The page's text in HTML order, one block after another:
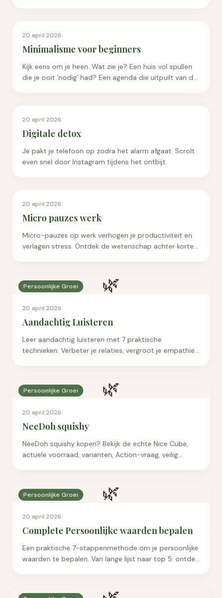
Persoonlijke Groei
20 april 2026
Minimalisme voor beginners
Kijk eens om je heen. Wat zie je? Een huis vol spullen
die je ooit ‘nodig’ had? Een agenda die uitpuilt van de
Persoonlijke Groei
20 april 2026
Digitale detox
Je pakt je telefoon op zodra het alarm afgaat. Scrolt
even snel door Instagram tijdens het ontbijt.
Persoonlijke Groei
20 april 2026
Micro pauzes werk
Micro-pauzes op werk verhogen je productiviteit en
verlagen stress. Ontdek de wetenschap achter korte
🌿
Persoonlijke Groei
20 april 2026
Aandachtig Luisteren
Leer aandachtig luisteren met 7 praktische
technieken. Verbeter je relaties, vergroot je empathie
🌿
Persoonlijke Groei
20 april 2026
NeeDoh squishy
NeeDoh squishy kopen? Bekijk de echte Nice Cube,
actuele voorraad, varianten, Action-vraag, veilig
🌿
Persoonlijke Groei
20 april 2026
Complete Persoonlijke waarden bepalen
Een praktische 7-stappenmethode om je persoonlijke
waarden te bepalen. Van lange lijst naar top 5: ontdek